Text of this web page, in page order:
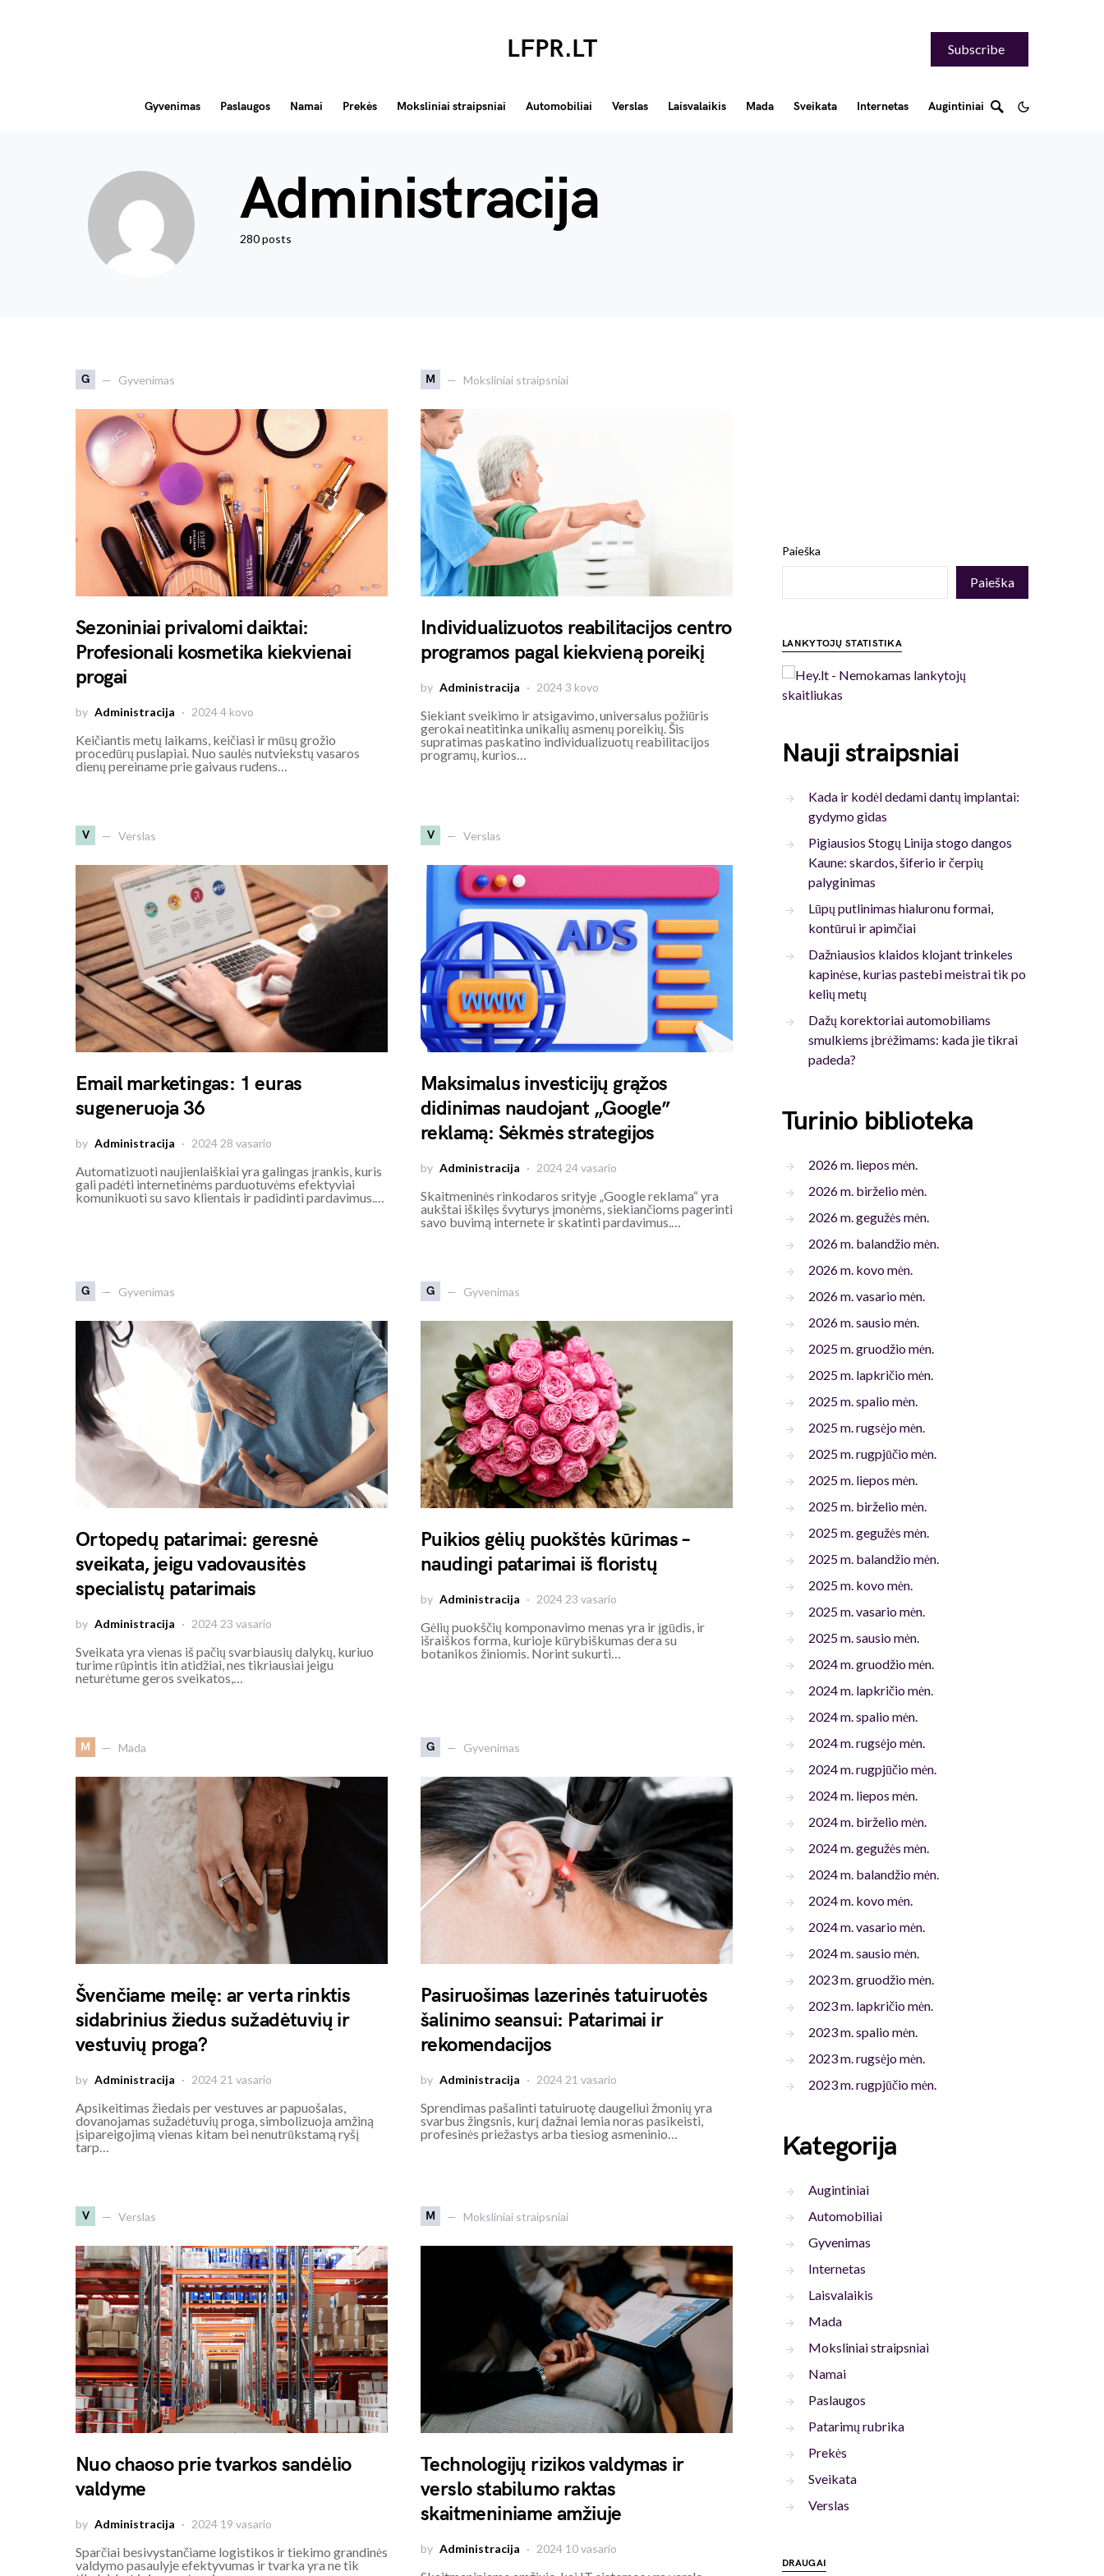
LFPR.LT Subscribe
Gyvenimas Paslaugos Namai Prekės Moksliniai straipsniai Automobiliai Verslas Laisvalaikis Mada Sveikata Internetas Augintiniai
Administracija
280 posts
G Gyvenimas
Sezoniniai privalomi daiktai:
Profesionali kosmetika kiekvienai
progai
by Administracija 2024 4 kovo
Keičiantis metų laikams, keičiasi ir mūsų grožio
procedūrų puslapiai. Nuo saulės nutviekstų vasaros
dienų pereiname prie gaivaus rudens…
M Moksliniai straipsniai
Individualizuotos reabilitacijos centro
programos pagal kiekvieną poreikį
by Administracija 2024 3 kovo
Siekiant sveikimo ir atsigavimo, universalus požiūris
gerokai neatitinka unikalių asmenų poreikių. Šis
supratimas paskatino individualizuotų reabilitacijos
programų, kurios…
V Verslas
Email marketingas: 1 euras
sugeneruoja 36
by Administracija 2024 28 vasario
Automatizuoti naujienlaiškiai yra galingas įrankis, kuris
gali padėti internetinėms parduotuvėms efektyviai
komunikuoti su savo klientais ir padidinti pardavimus.…
V Verslas
Maksimalus investicijų grąžos
didinimas naudojant „Google”
reklamą: Sėkmės strategijos
by Administracija 2024 24 vasario
Skaitmeninės rinkodaros srityje „Google reklama“ yra
aukštai iškilęs švyturys įmonėms, siekiančioms pagerinti
savo buvimą internete ir skatinti pardavimus.…
G Gyvenimas
Ortopedų patarimai: geresnė
sveikata, jeigu vadovausitės
specialistų patarimais
by Administracija 2024 23 vasario
Sveikata yra vienas iš pačių svarbiausių dalykų, kuriuo
turime rūpintis itin atidžiai, nes tikriausiai jeigu
neturėtume geros sveikatos,…
G Gyvenimas
Puikios gėlių puokštės kūrimas –
naudingi patarimai iš floristų
by Administracija 2024 23 vasario
Gėlių puokščių komponavimo menas yra ir įgūdis, ir
išraiškos forma, kurioje kūrybiškumas dera su
botanikos žiniomis. Norint sukurti…
M Mada
Švenčiame meilę: ar verta rinktis
sidabrinius žiedus sužadėtuvių ir
vestuvių proga?
by Administracija 2024 21 vasario
Apsikeitimas žiedais per vestuves ar papuošalas,
dovanojamas sužadėtuvių proga, simbolizuoja amžiną
įsipareigojimą vienas kitam bei nenutrūkstamą ryšį
tarp…
G Gyvenimas
Pasiruošimas lazerinės tatuiruotės
šalinimo seansui: Patarimai ir
rekomendacijos
by Administracija 2024 21 vasario
Sprendimas pašalinti tatuiruotę daugeliui žmonių yra
svarbus žingsnis, kurį dažnai lemia noras pasikeisti,
profesinės priežastys arba tiesiog asmeninio…
V Verslas
Nuo chaoso prie tvarkos sandėlio
valdyme
by Administracija 2024 19 vasario
Sparčiai besivystančiame logistikos ir tiekimo grandinės
valdymo pasaulyje efektyvumas ir tvarka yra ne tik
M Moksliniai straipsniai
Technologijų rizikos valdymas ir
verslo stabilumo raktas
skaitmeniniame amžiuje
by Administracija 2024 10 vasario
Paieška
Paieška
LANKYTOJŲ STATISTIKA
Nauji straipsniai
Kada ir kodėl dedami dantų implantai:
gydymo gidas
Pigiausios Stogų Linija stogo dangos
Kaune: skardos, šiferio ir čerpių
palyginimas
Lūpų putlinimas hialuronu formai,
kontūrui ir apimčiai
Dažniausios klaidos klojant trinkeles
kapinėse, kurias pastebi meistrai tik po
kelių metų
Dažų korektoriai automobiliams
smulkiems įbrėžimams: kada jie tikrai
padeda?
Turinio biblioteka
2026 m. liepos mėn.
2026 m. birželio mėn.
2026 m. gegužės mėn.
2026 m. balandžio mėn.
2026 m. kovo mėn.
2026 m. vasario mėn.
2026 m. sausio mėn.
2025 m. gruodžio mėn.
2025 m. lapkričio mėn.
2025 m. spalio mėn.
2025 m. rugsėjo mėn.
2025 m. rugpjūčio mėn.
2025 m. liepos mėn.
2025 m. birželio mėn.
2025 m. gegužės mėn.
2025 m. balandžio mėn.
2025 m. kovo mėn.
2025 m. vasario mėn.
2025 m. sausio mėn.
2024 m. gruodžio mėn.
2024 m. lapkričio mėn.
2024 m. spalio mėn.
2024 m. rugsėjo mėn.
2024 m. rugpjūčio mėn.
2024 m. liepos mėn.
2024 m. birželio mėn.
2024 m. gegužės mėn.
2024 m. balandžio mėn.
2024 m. kovo mėn.
2024 m. vasario mėn.
2024 m. sausio mėn.
2023 m. gruodžio mėn.
2023 m. lapkričio mėn.
2023 m. spalio mėn.
2023 m. rugsėjo mėn.
2023 m. rugpjūčio mėn.
Kategorija
Augintiniai
Automobiliai
Gyvenimas
Internetas
Laisvalaikis
Mada
Moksliniai straipsniai
Namai
Paslaugos
Patarimų rubrika
Prekės
Sveikata
Verslas
DRAUGAI